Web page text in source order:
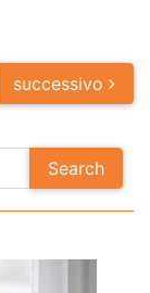
successivo